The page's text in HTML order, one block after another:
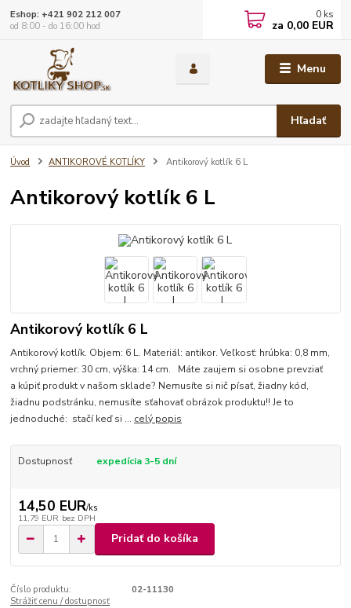
Menu
Hľadať
Eshop: +421 902 212 007
od 8:00 - do 16:00 hod
0 ks
za 0,00 EUR
Úvod ANTIKOROVÉ KOTLÍKY Antikorový kotlík 6 L
Antikorový kotlík 6 L
Antikorový kotlík 6 L
Antikorový kotlík. Objem: 6 L. Materiál: antikor. Veľkosť: hrúbka: 0,8 mm,
vrchný priemer: 30 cm, výška: 14 cm. Máte zaujem si osobne prevziať
a kúpiť produkt v našom sklade? Nemusíte si nič písať, žiadny kód,
žiadnu podstránku, nemusíte sťahovať obrázok produktu!! Je to
jednoduché: stačí keď si ... celý popis
Dostupnosť expedícia 3-5 dní
14,50 EUR/ks
11,79 EUR bez DPH
Pridať do košíka
Číslo produktu:
02-11130
Strážiť cenu / dostupnosť